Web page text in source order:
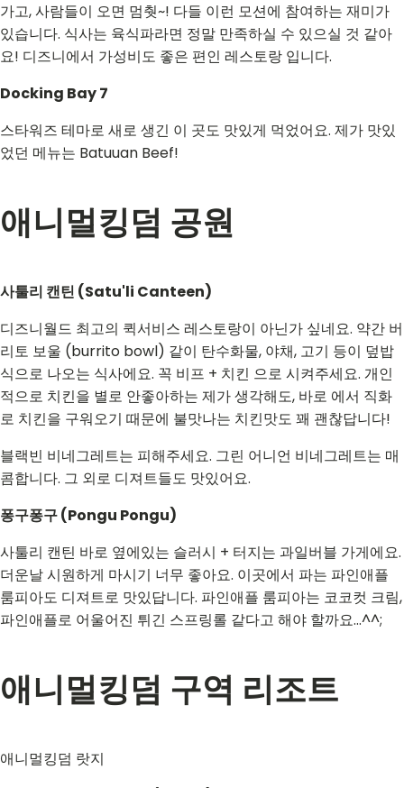
가고, 사람들이 오면 멈췃~! 다들 이런 모션에 참여하는 재미가
있습니다. 식사는 육식파라면 정말 만족하실 수 있으실 것 같아
요! 디즈니에서 가성비도 좋은 편인 레스토랑 입니다.
Docking Bay 7
스타워즈 테마로 새로 생긴 이 곳도 맛있게 먹었어요. 제가 맛있
었던 메뉴는 Batuuan Beef!
애니멀킹덤 공원
사툴리 캔틴 (Satu'li Canteen)
디즈니월드 최고의 퀵서비스 레스토랑이 아닌가 싶네요. 약간 버
리토 보울 (burrito bowl) 같이 탄수화물, 야채, 고기 등이 덮밥
식으로 나오는 식사에요. 꼭 비프 + 치킨 으로 시켜주세요. 개인
적으로 치킨을 별로 안좋아하는 제가 생각해도, 바로 에서 직화
로 치킨을 구워오기 때문에 불맛나는 치킨맛도 꽤 괜찮답니다!
블랙빈 비네그레트는 피해주세요. 그린 어니언 비네그레트는 매
콤합니다. 그 외로 디져트들도 맛있어요.
퐁구퐁구 (Pongu Pongu)
사툴리 캔틴 바로 옆에있는 슬러시 + 터지는 과일버블 가게에요.
더운날 시원하게 마시기 너무 좋아요. 이곳에서 파는 파인애플
룸피아도 디져트로 맛있답니다. 파인애플 룸피아는 코코컷 크림,
파인애플로 어울어진 튀긴 스프링롤 같다고 해야 할까요...^^;
애니멀킹덤 구역 리조트
애니멀킹덤 랏지